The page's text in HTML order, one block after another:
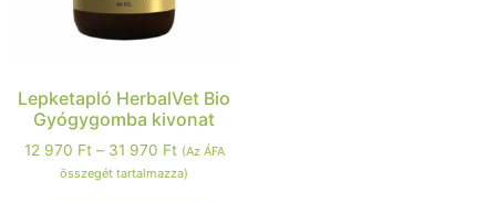
Lepketapló HerbalVet Bio
Gyógygomba kivonat
12 970 Ft – 31 970 Ft (Az ÁFA
összegét tartalmazza)